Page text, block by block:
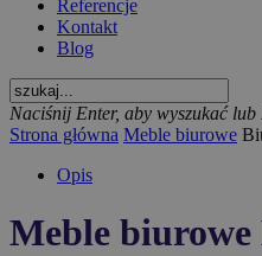
Referencje
Kontakt
Blog
Naciśnij Enter, aby wyszukać
Strona główna Meble biurowe
Opis
Meble